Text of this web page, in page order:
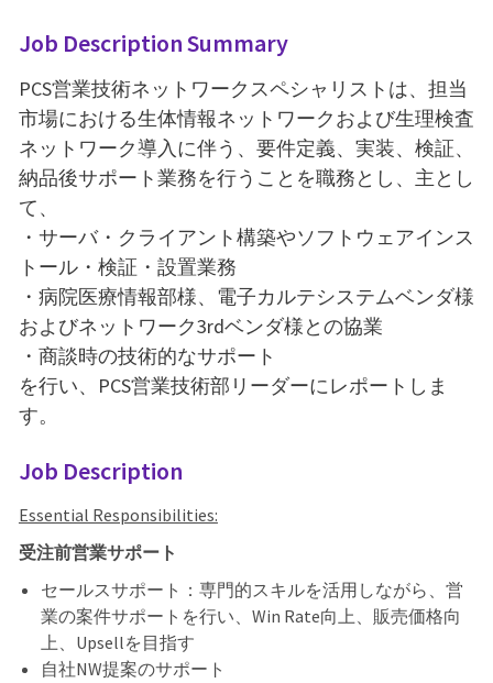
Job Description Summary
PCS営業技術ネットワークスペシャリストは、担当
市場における生体情報ネットワークおよび生理検査
ネットワーク導入に伴う、要件定義、実装、検証、
納品後サポート業務を行うことを職務とし、主とし
て、
・サーバ・クライアント構築やソフトウェアインス
トール・検証・設置業務
・病院医療情報部様、電子カルテシステムベンダ様
およびネットワーク3rdベンダ様との協業
・商談時の技術的なサポート
を行い、PCS営業技術部リーダーにレポートしま
す。
Job Description
Essential Responsibilities:
受注前営業サポート
セールスサポート：専門的スキルを活用しながら、営
業の案件サポートを行い、Win Rate向上、販売価格向
上、Upsellを目指す
自社NW提案のサポート